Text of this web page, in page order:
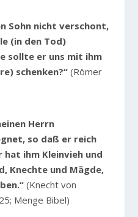
Sohn nicht verschont,
(in den Tod)
sollte er uns mit ihm
schenken?“(Römer
Herrn
so daß er reich
ihm Kleinvieh und
Knechte und Mägde,
(Knecht von
Menge Bibel)